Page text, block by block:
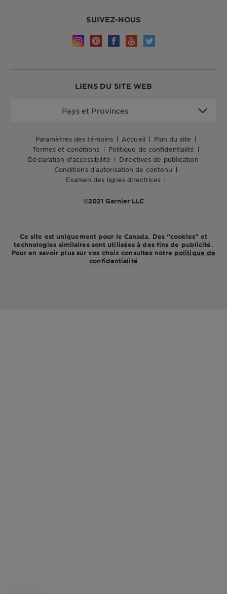
LIENS DU SITE WEB
paramètres des témoins accueil
plan du site
termes et conditions
politique de confidentialité
déclaration d'accessibilité
directives de publication
conditions d'autorisation de contenu
examen des lignes directrices
©2021 Garnier LLC
Pays et Provinces
SUIVEZ-NOUS
Ce site est uniquement pour le Canada. Des “cookies” et
technologies similaires sont utilisées à des fins de publicité.
Pour en savoir plus sur vos choix consultez notre politique de
confidentialité